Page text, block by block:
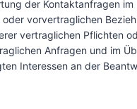
der Kontaktanfragen im
vorvertraglichen
vertraglichen Pflichten
Anfragen und im
Interessen an der